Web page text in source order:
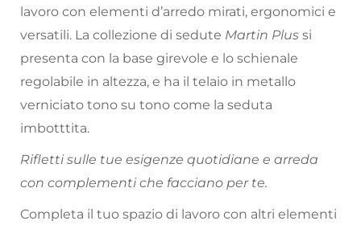
lavoro con elementi d’arredo mirati, ergonomici e
versatili. La collezione di sedute Martin Plus si
presenta con la base girevole e lo schienale
regolabile in altezza, e ha il telaio in metallo
verniciato tono su tono come la seduta
imbotttita.
Rifletti sulle tue esigenze quotidiane e arreda
con complementi che facciano per te.
Completa il tuo spazio di lavoro con altri elementi